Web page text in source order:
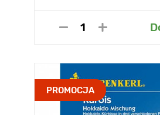
PROMOCJA